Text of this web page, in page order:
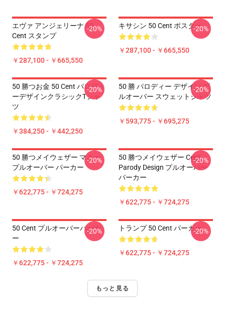
エヴァ アンジェリーナ 50
Cent スタンプ
￥287,100 - ￥665,550
-20% キサシン 50 Cent ポスター
￥287,100 - ￥665,550
-20%
50 勝つお金 50 Cent パロディ
ーデザインクラシックTシャ
ツ
￥384,250 - ￥442,250
-20%
50 勝 パロディー デザイン プ
ルオーバー スウェットシャツ
￥593,775 - ￥695,275
-20%
50 勝つメイウェザー マネー
プルオーバー パーカー
￥622,775 - ￥724,275
-20%
50 勝つメイウェザー Cent
Parody Design プルオーバー
パーカー
￥622,775 - ￥724,275
-20%
50 Cent プルオーバーパーカ
ー
￥622,775 - ￥724,275
-20% トランプ 50 Cent パーカー
￥622,775 - ￥724,275
-20%
もっと見る